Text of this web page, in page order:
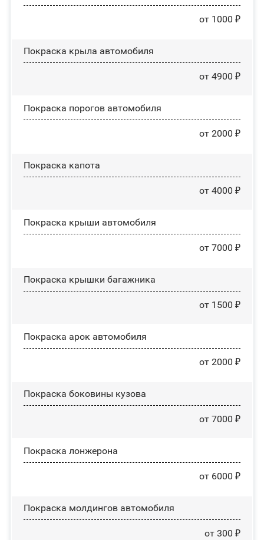
от 1000 ₽
Покраска крыла автомобиля
от 4900 ₽
Покраска порогов автомобиля
от 2000 ₽
Покраска капота
от 4000 ₽
Покраска крыши автомобиля
от 7000 ₽
Покраска крышки багажника
от 1500 ₽
Покраска арок автомобиля
от 2000 ₽
Покраска боковины кузова
от 7000 ₽
Покраска лонжерона
от 6000 ₽
Покраска молдингов автомобиля
от 300 ₽